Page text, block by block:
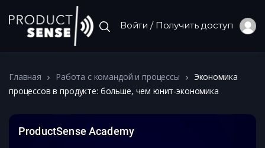
Войти / Получить доступ
Главная Работа с командой и процессы
Экономика
процессов в продукте: больше, чем юнит-экономика